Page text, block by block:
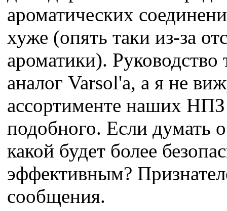
ароматических
хуже (опять таки из-за
ароматики). Руководство
аналог Varsol'а, а я не
ассортименте наших
подобного. Если думать
какой будет более
эффективным?
сообщения.